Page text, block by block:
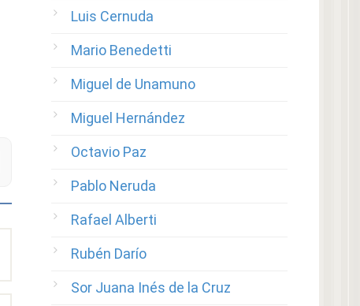
Luis Cernuda
Mario Benedetti
Miguel de Unamuno
Miguel Hernández
Octavio Paz
Pablo Neruda
Rafael Alberti
Rubén Darío
Sor Juana Inés de la Cruz